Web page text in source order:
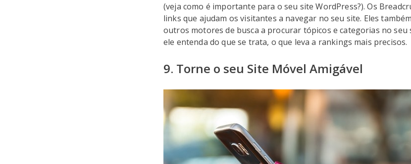
(veja como é importante para o seu site WordPress?). Os
links que ajudam os visitantes a navegar no seu site. Eles
outros motores de busca a procurar tópicos e categorias no
ele entenda do que se trata, o que leva a rankings mais precisos.
9. Torne o seu Site Móvel Amigável